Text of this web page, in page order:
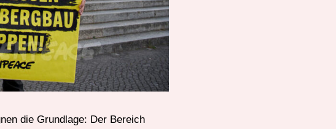
die Grundlage: Der Bereich